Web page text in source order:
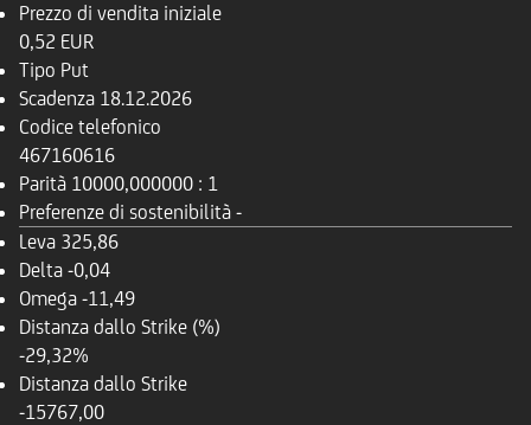
Prezzo di vendita iniziale
0,52 EUR
Tipo Put
Scadenza 18.12.2026
Codice telefonico
467160616
Parità 10000,000000 : 1
Preferenze di sostenibilità -
Leva 325,86
Delta -0,04
Omega -11,49
Distanza dallo Strike (%)
-29,32%
Distanza dallo Strike
-15767,00